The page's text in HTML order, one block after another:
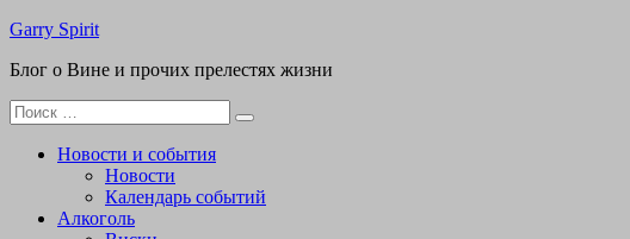
Перейти
содержимому
Garry Spirit
Блог о Вине и прочих прелестях жизни
Поиск
для:
Новости и события
Новости
Календарь событий
Алкоголь